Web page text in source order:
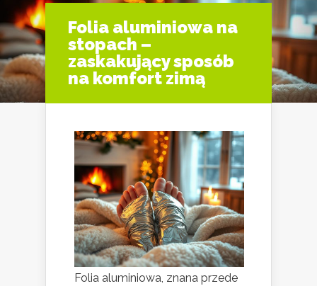
Folia aluminiowa na
stopach –
zaskakujący sposób
na komfort zimą
Folia aluminiowa, znana przede